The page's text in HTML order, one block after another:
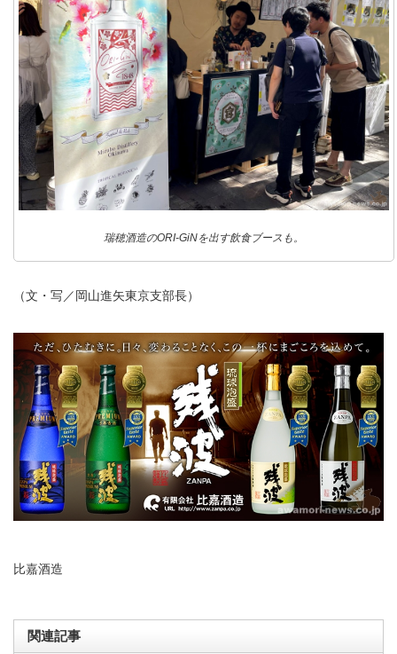
瑞穂酒造のORI-GiNを出す飲食ブースも。
（文・写／岡山進矢東京支部長）
比嘉酒造
関連記事